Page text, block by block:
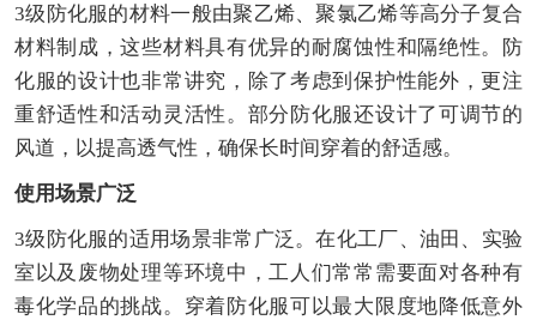
3级防化服的材料一般由聚乙烯、聚氯乙烯等高分子复合
材料制成，这些材料具有优异的耐腐蚀性和隔绝性。防
化服的设计也非常讲究，除了考虑到保护性能外，更注
重舒适性和活动灵活性。部分防化服还设计了可调节的
风道，以提高透气性，确保长时间穿着的舒适感。
使用场景广泛
3级防化服的适用场景非常广泛。在化工厂、油田、实验
室以及废物处理等环境中，工人们常常需要面对各种有
毒化学品的挑战。穿着防化服可以最大限度地降低意外